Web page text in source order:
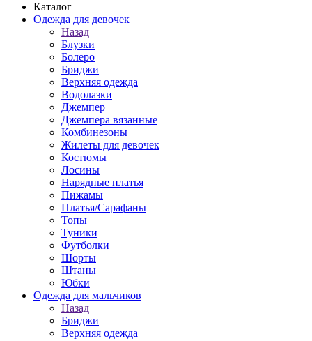
Каталог
Одежда для девочек
Назад
Блузки
Болеро
Бриджи
Верхняя одежда
Водолазки
Джемпер
Джемпера вязанные
Комбинезоны
Жилеты для девочек
Костюмы
Лосины
Нарядные платья
Пижамы
Платья/Сарафаны
Топы
Туники
Футболки
Шорты
Штаны
Юбки
Одежда для мальчиков
Назад
Бриджи
Верхняя одежда